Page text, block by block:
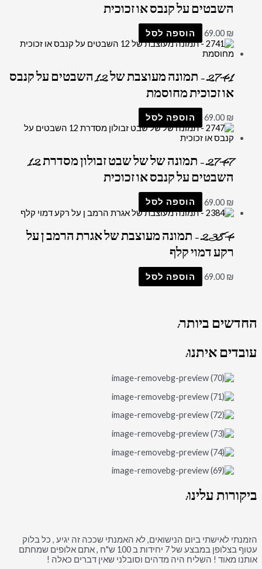
השבטים על קנבס או זכוכית
69.00 ₪ הוספה לסל
2741 – תמונה מעוצבת של 12 השבטים על קנבס
או זכוכית מחוסמת
69.00 ₪ הוספה לסל
2747 – תמונה של של שבט זבולון מסדרת 12
השבטים על קנבס או זכוכית
69.00 ₪ הוספה לסל
2384 – תמונה מעוצבת של אגרת הרמב ן על
רקע דמוי קלף
69.00 ₪ הוספה לסל
החדשיםביותר:
עובדיםאיתנו:
ביקורותעלינו:
הזמנתי לאישתי ביום הנישואים, לא האמנתי שככה זה יגיע , כל בלוק
עטוף בצלופן במבצע של 7 יחידות ב 100 ש"ח , אתם אלופים שמחתם
אותנו מאוד ! השליח היה מדהים וסובלני שאין דברים כאלה !